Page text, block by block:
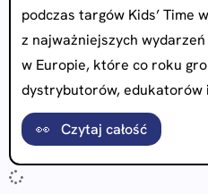
podczas targów Kids’ Time
z najważniejszych
w Europie, które co roku
dystrybutorów, edukatorów
👀 Czytaj całość